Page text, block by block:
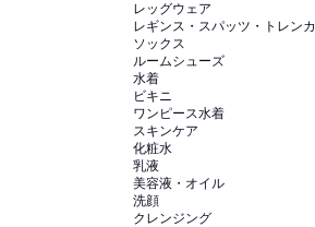
レッグウェア
レギンス・スパッツ・トレンカ
ソックス
ルームシューズ
水着
ビキニ
ワンピース水着
スキンケア
化粧水
乳液
美容液・オイル
洗顔
クレンジング